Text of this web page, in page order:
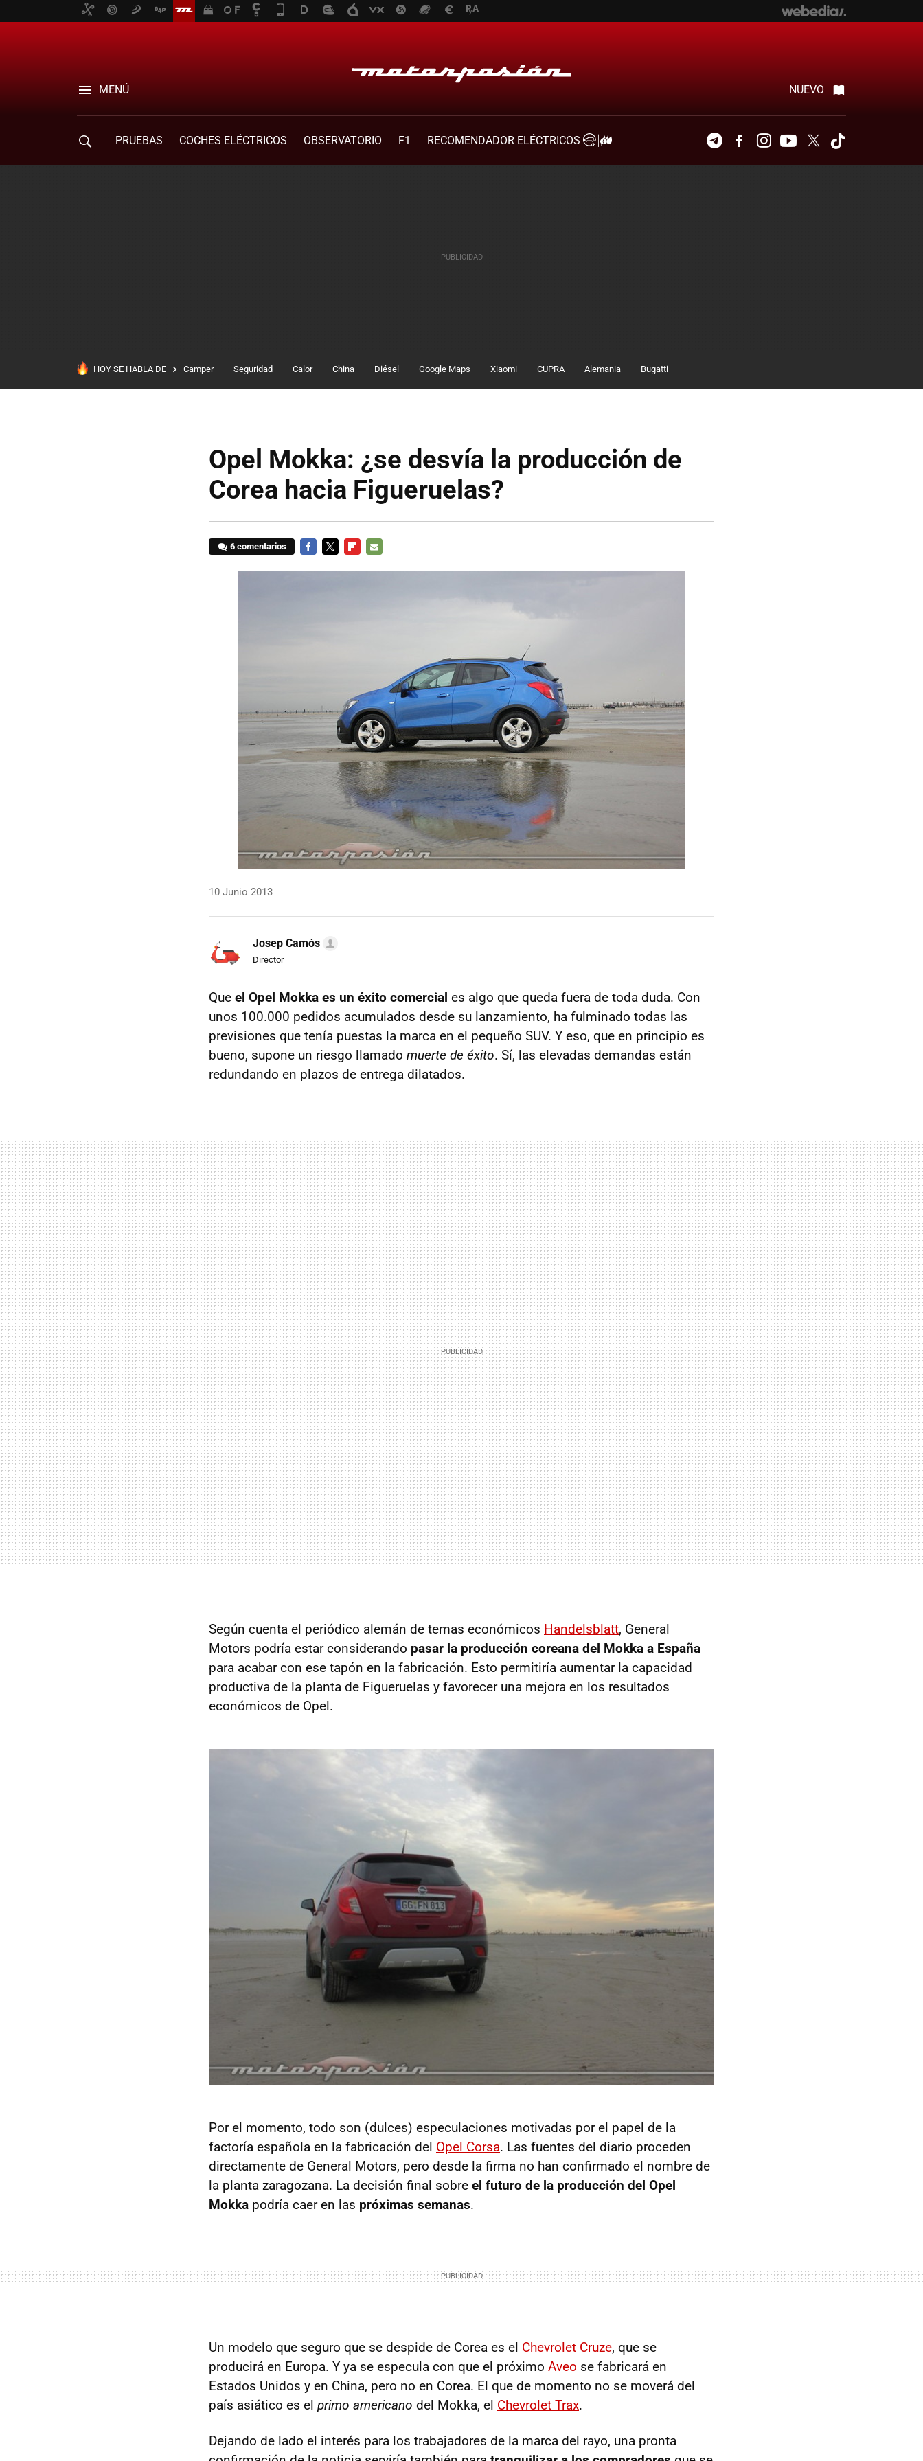
MENÚ NUEVO
PRUEBAS COCHES ELÉCTRICOS OBSERVATORIO F1
RECOMENDADOR ELÉCTRICOS
TelegramFacebookInstagramYoutubeTwitter
HOY SE HABLA DE Camper Seguridad Calor China Diésel Google Maps Xiaomi CUPRA Alemania Bugatti
Opel Mokka: ¿se desvía la producción de
Corea hacia Figueruelas?
6 comentarios
10 Junio 2013
Josep Camós
Director
Que el Opel Mokka es un éxito comercial es algo que queda fuera de toda duda. Con
unos 100.000 pedidos acumulados desde su lanzamiento, ha fulminado todas las
previsiones que tenía puestas la marca en el pequeño SUV. Y eso, que en principio es
bueno, supone un riesgo llamado muerte de éxito. Sí, las elevadas demandas están
redundando en plazos de entrega dilatados.
Según cuenta el periódico alemán de temas económicos Handelsblatt, General
Motors podría estar considerando pasar la producción coreana del Mokka a España
para acabar con ese tapón en la fabricación. Esto permitiría aumentar la capacidad
productiva de la planta de Figueruelas y favorecer una mejora en los resultados
económicos de Opel.
Por el momento, todo son (dulces) especulaciones motivadas por el papel de la
factoría española en la fabricación del Opel Corsa. Las fuentes del diario proceden
directamente de General Motors, pero desde la firma no han confirmado el nombre de
la planta zaragozana. La decisión final sobre el futuro de la producción del Opel
Mokka podría caer en las próximas semanas.
Un modelo que seguro que se despide de Corea es el Chevrolet Cruze, que se
producirá en Europa. Y ya se especula con que el próximo Aveo se fabricará en
Estados Unidos y en China, pero no en Corea. El que de momento no se moverá del
país asiático es el primo americano del Mokka, el Chevrolet Trax.
Dejando de lado el interés para los trabajadores de la marca del rayo, una pronta